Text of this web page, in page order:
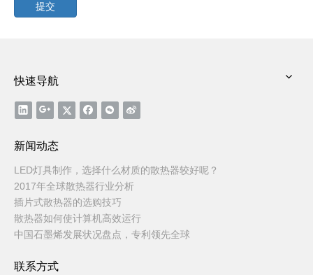
提交
快速导航
新闻动态
LED灯具制作，选择什么材质的散热器较好呢？
2017年全球散热器行业分析
插片式散热器的选购技巧
散热器如何使计算机高效运行
中国石墨烯发展状况盘点，专利领先全球
联系方式